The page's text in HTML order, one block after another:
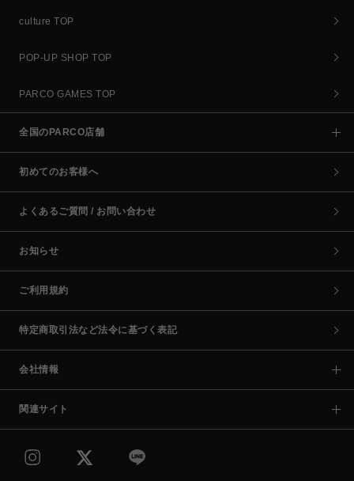
culture TOP
POP-UP SHOP TOP
PARCO GAMES TOP
全国のPARCO店舗
初めてのお客様へ
よくあるご質問 / お問い合わせ
お知らせ
ご利用規約
特定商取引法など法令に基づく表記
会社情報
関連サイト